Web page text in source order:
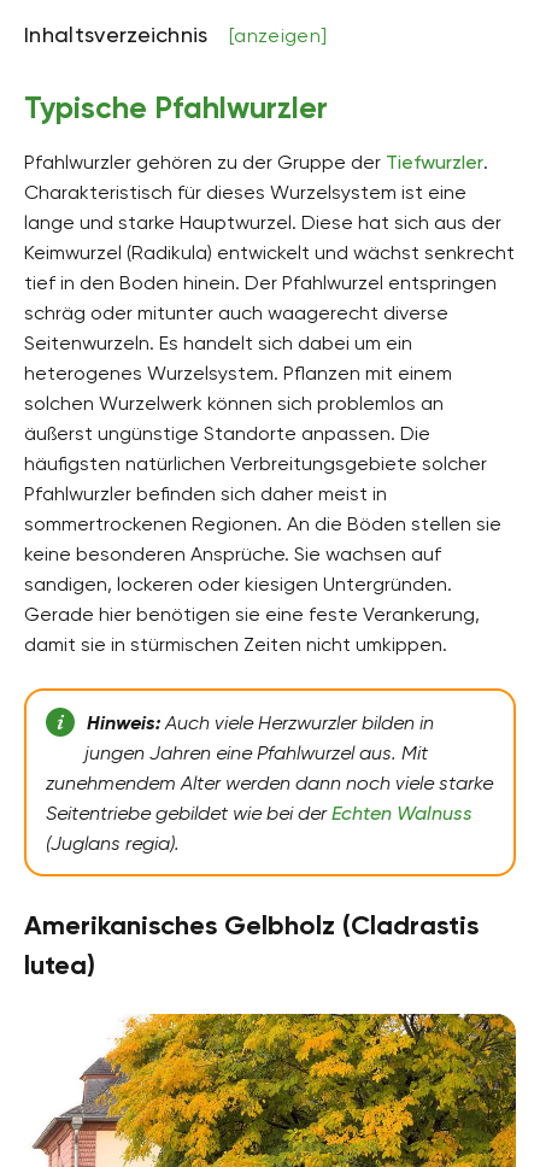
Inhaltsverzeichnis [anzeigen]
Typische Pfahlwurzler
Pfahlwurzler gehören zu der Gruppe der Tiefwurzler.
Charakteristisch für dieses Wurzelsystem ist eine
lange und starke Hauptwurzel. Diese hat sich aus der
Keimwurzel (Radikula) entwickelt und wächst senkrecht
tief in den Boden hinein. Der Pfahlwurzel entspringen
schräg oder mitunter auch waagerecht diverse
Seitenwurzeln. Es handelt sich dabei um ein
heterogenes Wurzelsystem. Pflanzen mit einem
solchen Wurzelwerk können sich problemlos an
äußerst ungünstige Standorte anpassen. Die
häufigsten natürlichen Verbreitungsgebiete solcher
Pfahlwurzler befinden sich daher meist in
sommertrockenen Regionen. An die Böden stellen sie
keine besonderen Ansprüche. Sie wachsen auf
sandigen, lockeren oder kiesigen Untergründen.
Gerade hier benötigen sie eine feste Verankerung,
damit sie in stürmischen Zeiten nicht umkippen.
Hinweis:Auch viele Herzwurzler bilden in
jungen Jahren eine Pfahlwurzel aus. Mit
zunehmendem Alter werden dann noch viele starke
Seitentriebe gebildet wie bei derEchten Walnuss
(Juglans regia).
Amerikanisches Gelbholz (Cladrastis
lutea)